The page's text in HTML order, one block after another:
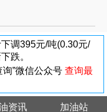
调395元/吨(0.30元/
跌。
询”微信公众号 查询最
资讯 加油站